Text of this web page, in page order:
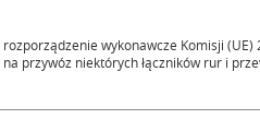
wykonawcze Komisji
przywóz niektórych łączników rur i